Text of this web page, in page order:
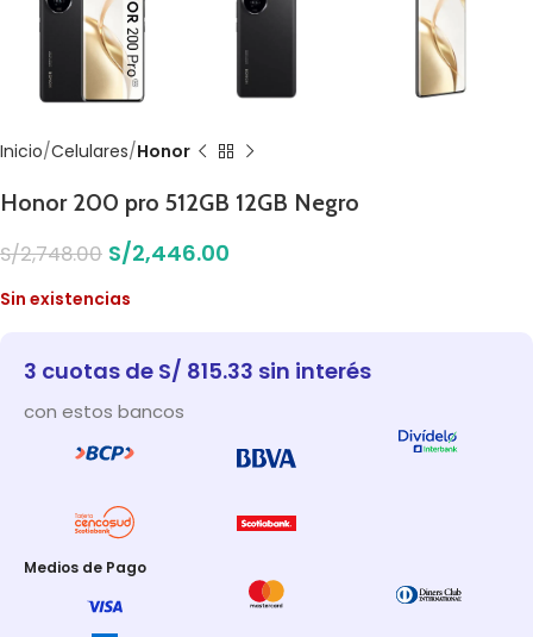
Inicio Celulares Honor
Honor 200 pro 512GB 12GB Negro
S/2,748.00 S/2,446.00
Sin existencias
3 cuotas de S/ 815.33 sin interés
con estos bancos
Medios de Pago